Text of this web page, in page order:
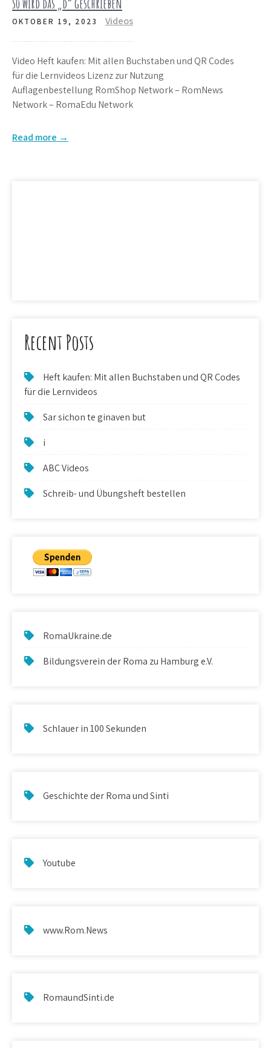
So wird das „d“ geschrieben
OKTOBER 19, 2023 Videos
Video Heft kaufen: Mit allen Buchstaben und QR Codes
für die Lernvideos Lizenz zur Nutzung
Auflagenbestellung RomShop Network – RomNews
Network – RomaEdu Network
Read more →
Recent Posts
Heft kaufen: Mit allen Buchstaben und QR Codes
für die Lernvideos
Sar sichon te ginaven but
i
ABC Videos
Schreib- und Übungsheft bestellen
RomaUkraine.de
Bildungsverein der Roma zu Hamburg e.V.
Schlauer in 100 Sekunden
Geschichte der Roma und Sinti
Youtube
www.Rom.News
RomaundSinti.de